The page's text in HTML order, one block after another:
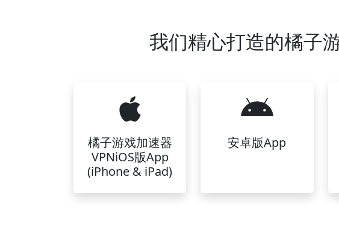
我们精心打造的橘子
橘子游戏加速器
VPNiOS版App
(iPhone & iPad)
安卓版App